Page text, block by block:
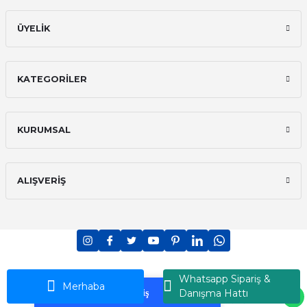
Korumalı Alışveriş
PCI-DSS Ödeme Güvenliği
7/24 Canlı Destek
iyzico Korumalı Alışveriş
Whatsapp Sipariş &
Danışma Hattı
Merhaba
ÜYELİK
KATEGORİLER
KURUMSAL
ALIŞVERİŞ
Ransey © 2026 - Tüm Hakları Saklıdır